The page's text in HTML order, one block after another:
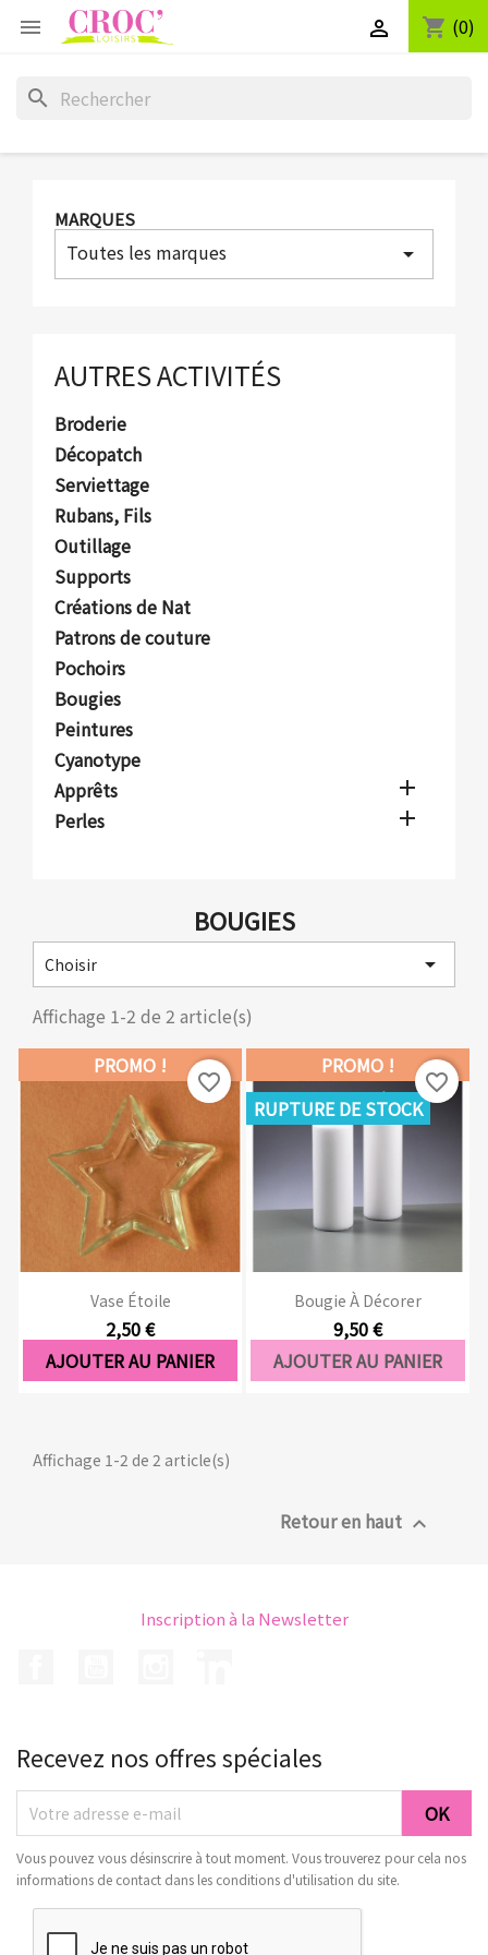
 shopping_cart (0)

search
MARQUES
Toutes les marques arrow_drop_down
AUTRES ACTIVITÉS
Broderie
Décopatch
Serviettage
Rubans, Fils
Outillage
Supports
Créations de Nat
Patrons de couture
Pochoirs
Bougies
Peintures
Cyanotype
Apprêts

Perles

BOUGIES
Choisir

Affichage 1-2 de 2 article(s)
Vase Étoile
2,50 €
AJOUTER AU PANIER
PROMO !
favorite_border
Bougie À Décorer
9,50 €
AJOUTER AU PANIER
PROMO !
RUPTURE DE STOCK
favorite_border
Affichage 1-2 de 2 article(s)
Retour en haut 
Inscription à la Newsletter
Recevez nos offres spéciales
Vous pouvez vous désinscrire à tout moment. Vous trouverez pour cela nos
informations de contact dans les conditions d'utilisation du site.